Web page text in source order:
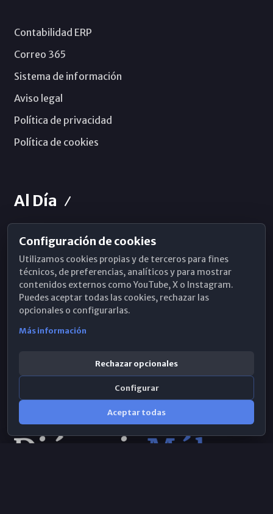
Contabilidad ERP
Correo 365
Sistema de información
Aviso legal
Política de privacidad
Política de cookies
Al Día
Horarios de Misa
Hemeroteca
WhatsApp
Configuración de cookies
Utilizamos cookies propias y de terceros para fines
técnicos, de preferencias, analíticos y para mostrar
contenidos externos como YouTube, X o Instagram.
Puedes aceptar todas las cookies, rechazar las
opcionales o configurarlas.
Más información
Rechazar opcionales
Configurar
Aceptar todas